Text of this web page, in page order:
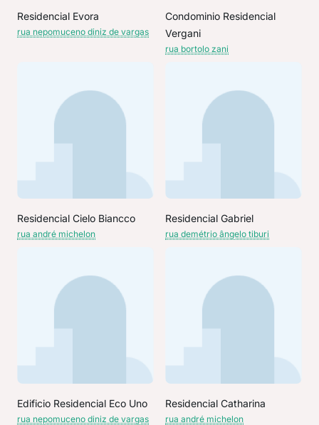
Residencial Evora
rua nepomuceno diniz de vargas
Condominio Residencial
Vergani
rua bortolo zani
Residencial Cielo Biancco
rua andré michelon
Residencial Gabriel
rua demétrio ângelo tiburi
Edificio Residencial Eco Uno
rua nepomuceno diniz de vargas
Residencial Catharina
rua andré michelon